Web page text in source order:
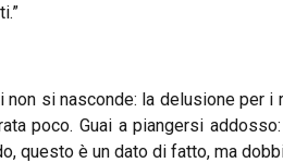
non si nasconde: la delusione per i
poco. Guai a piangersi
questo è un dato di fatto, ma